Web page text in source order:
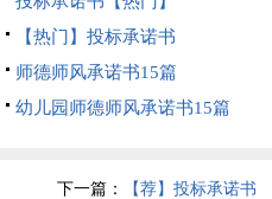
【热门】投标承诺书
师德师风承诺书15篇
幼儿园师德师风承诺书15篇
下一篇： 【荐】投标承诺书